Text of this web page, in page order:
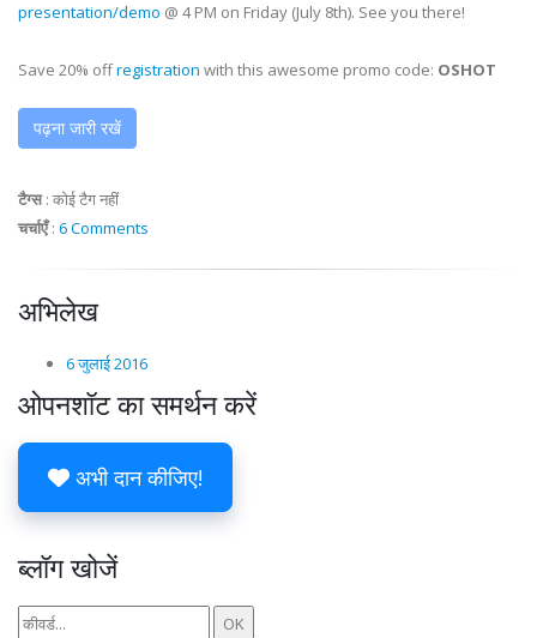
presentation/demo @ 4 PM on Friday (July 8th). See you there!
Save 20% offregistration with this awesome promo code: OSHOT
पढ़ना जारी रखें
टैग्स: कोई टैग नहीं
चर्चाएँ: 6 Comments
अभिलेख
6 जुलाई 2016
ओपनशॉट का समर्थन करें
अभी दान कीजिए!
ब्लॉग खोजें